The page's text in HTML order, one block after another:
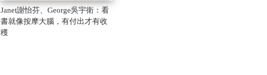
Janet謝怡芬、George吳宇衛：看
書就像按摩大腦，有付出才有收
穫